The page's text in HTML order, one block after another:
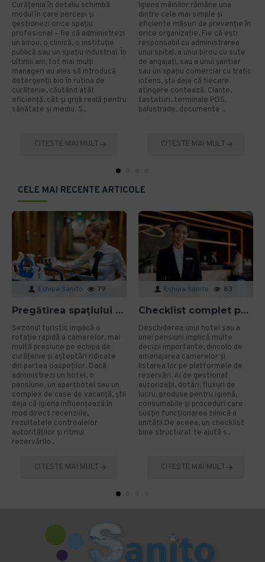
Curățenia în detaliu schimbă
modul în care percepi și
gestionezi orice spațiu
profesional – fie că administrezi
un birou, o clinică, o instituție
publică sau un spațiu industrial. În
ultimii ani, tot mai mulți
manageri au ales să introducă
detergenții bio în rutina de
curățenie, căutând atât
eficiență, cât și grijă reală pentru
sănătate și mediu. S..
CITESTE MAI MULT
Igiena mâinilor rămâne una
dintre cele mai simple și
eficiente măsuri de prevenție în
orice organizație. Fie că ești
responsabil cu administrarea
unui spital, a unui birou cu sute
de angajați, sau a unui șantier
sau un spațiu comercial cu trafic
intens, știi deja că fiecare
atingere contează. Clanțe,
tastaturi, terminale POS,
balustrade, documente ..
CITESTE MAI MULT
CELE MAI RECENTE ARTICOLE
Echipa Sanito 79
Pregătirea spațiului pentru sezonul turistic: cum eviți problemele de igienă?
Sezonul turistic implică o
rotație rapidă a camerelor, mai
multă presiune pe echipa de
curățenie și așteptări ridicate
din partea oaspeților. Dacă
administrezi un hotel, o
pensiune, un aparthotel sau un
complex de case de vacanță, știi
deja că igiena influențează în
mod direct recenziile,
rezultatele controalelor
autorităților și ritmul
rezervărilo..
CITESTE MAI MULT
Echipa Sanito 83
Checklist complet pentru deschiderea unui hotel sau a unei pensiuni
Deschiderea unui hotel sau a
unei pensiuni implică multe
decizii importante, dincolo de
amenajarea camerelor și
listarea lor pe platformele de
rezervări. Ai de gestionat
autorizații, dotări, fluxuri de
lucru, produse pentru igienă,
consumabile și proceduri care
susțin funcționarea zilnică a
unității.De aceea, un checklist
bine structurat te ajută s..
CITESTE MAI MULT